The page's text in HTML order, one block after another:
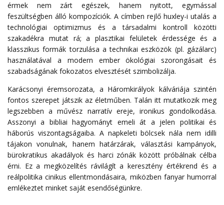
érmek nem zárt egészek, hanem nyitott, egymással
feszültségben álló kompozíciók. A címben rejlő huxley-i utalás a
technológiai optimizmus és a társadalmi kontroll közötti
szakadékra mutat rá; a plasztikai felületek érdessége és a
klasszikus formák torzulása a technikai eszközök (pl. gázálarc)
használatával a modern ember ökológiai szorongásait és
szabadságának fokozatos elvesztését szimbolizálja.
Karácsonyi éremsorozata, a Háromkirályok kálváriája szintén
fontos szerepet játszik az életműben. Talán itt mutatkozik meg
legszebben a művész narratív ereje, ironikus gondolkodása.
Asszonyi a bibliai hagyományt emeli át a jelen politikai és
háborús viszontagságaiba. A napkeleti bölcsek nála nem idilli
tájakon vonulnak, hanem határzárak, választási kampányok,
bürokratikus akadályok és harci zónák között próbálnak célba
érni. Ez a megközelítés rávilágít a keresztény értékrend és a
reálpolitika cinikus ellentmondásaira, miközben fanyar humorral
emlékeztet minket saját esendőségünkre.